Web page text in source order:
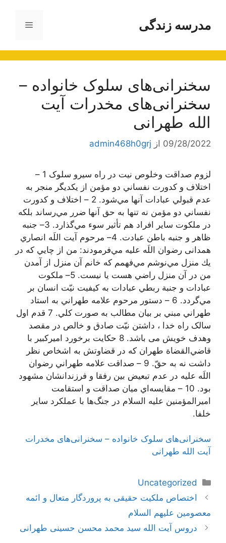
محتوامدرسه زندگی فهرست
سخنرانی‌های سلوک خانواده –
سخنرانی‌های مخدرات آیت
الله طهرانی
09/28/2022 از admin468h0grj
لزوم صداقت وخلوص نیت در راه سیرو سلوک 1 –
اختلاف و كدورت نفساني دو مؤمن از يكديگر منجر به
عدم قبولي عبادات آنها مي‌شود. 2 – اختلاف و كدورت
نفساني دو مؤمن نه تنها به حق آنها ضرر مي‌رساند بلكه
در ملكوت ساير افراد هم تأثير سوء مي‌گذارد. 3– جنبه
ظاهر و جنبه باطن عبادت. 4– مرحوم آیت اللَه انصاري
همدانی رضوان اللَه عليه مي‌فرمودند: من از چايي كه در
يك منزل مي‌نوشم مي‌فهمم كه خانم آن منزل از آمدن
من در آن منزل راضي هست يا نيست. 5– ملكوت
عبادات و جنبة ربطي عبادات به كيفيت نيّت انسان بر
مي‌گردد. 6 – دستور مرحوم علامه طهراني به استاد
طهراني مبني بر بيان مطالب به صورت كلي. 7 قدم اول
سالک راه خدا ، داشتن نیّت صادق و خالص در مقصد
وهدف خویش می باشد. 8 حكايت برخورد اميركبير با
قاضي‌القضاة طهران كه در قضاوتش به اشخاص نظر
داشت نه به حقّ. 9 – صداقت علامه طهراني رضوان
اللَه عليه در عدم تبعيض بين رفقا و فرزندانشان مشهود
بود. 10 – مقايسه‌اي ميان صداقت و استقامت
اميرالمؤمنين عليه السلام در جنگ‌ها با عملكرد ساير
خلفا.
سخنرانی‌های سلوک خانواده – سخنرانی‌های مخدرات
آیت الله طهرانی
دسته‌ها
Uncategorized
ناوبریاختصاص ملكیت حقیقى به پروردگار متعال و ائمه
معصومین علیهم السلام‏
دروس آیت الله سید محمد محسن حسینی طهرانی